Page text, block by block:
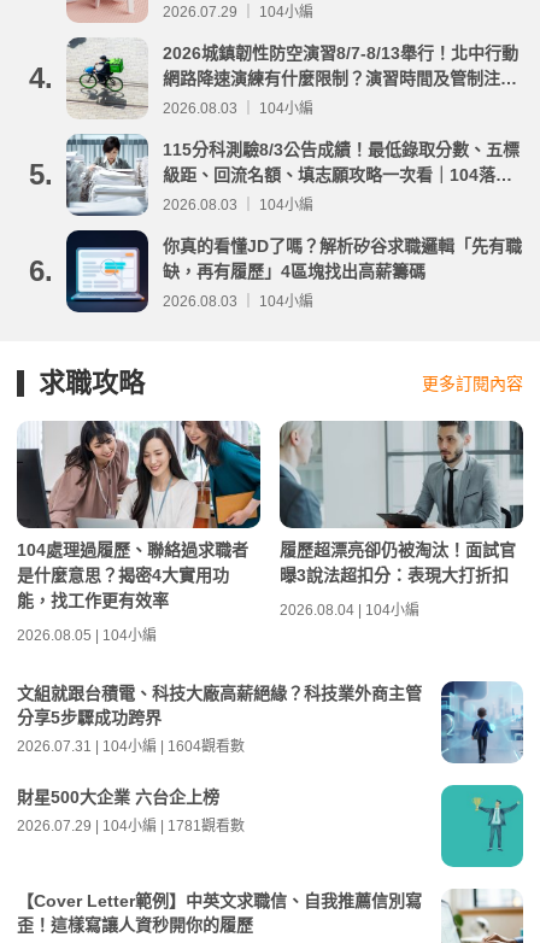
2026.07.29 ｜ 104小編
4.
2026城鎮韌性防空演習8/7-8/13舉行！北中行動
網路降速演練有什麼限制？演習時間及管制注意
事項整理
2026.08.03 ｜ 104小編
5.
115分科測驗8/3公告成績！最低錄取分數、五標
級距、回流名額、填志願攻略一次看｜104落點
分析
2026.08.03 ｜ 104小編
6.
你真的看懂JD了嗎？解析矽谷求職邏輯「先有職
缺，再有履歷」4區塊找出高薪籌碼
2026.08.03 ｜ 104小編
求職攻略 更多訂閱內容
104處理過履歷、聯絡過求職者
是什麼意思？揭密4大實用功
能，找工作更有效率
2026.08.05 | 104小編
履歷超漂亮卻仍被淘汰！面試官
曝3說法超扣分：表現大打折扣
2026.08.04 | 104小編
文組就跟台積電、科技大廠高薪絕緣？科技業外商主管
分享5步驟成功跨界
2026.07.31 | 104小編 | 1604觀看數
財星500大企業 六台企上榜
2026.07.29 | 104小編 | 1781觀看數
【Cover Letter範例】中英文求職信、自我推薦信別寫
歪！這樣寫讓人資秒開你的履歷